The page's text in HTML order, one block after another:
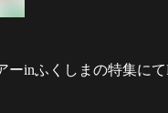
ーinふくしまの特集にて